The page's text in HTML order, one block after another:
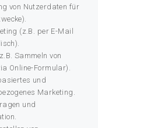
von Nutzerdaten für
(z.B. per E-Mail
Sammeln von
Online-Formular).
und
Marketing.
und